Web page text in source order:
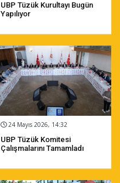
UBP Tüzük Kurultayı Bugün
Yapılıyor
24 Mayıs 2026, 14:32
UBP Tüzük Komitesi
Çalışmalarını Tamamladı